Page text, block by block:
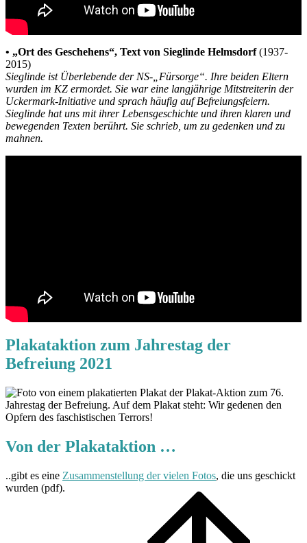
• „Ort des Geschehens“, Text von Sieglinde Helmsdorf(1937-
2015)
Sieglinde ist Überlebende der NS-„Fürsorge“. Ihre beiden Eltern
wurden im KZ ermordet. Sie war eine langjährige Mitstreiterin der
Uckermark-Initiative und sprach häufig auf Befreiungsfeiern.
Sieglinde hat uns mit ihrer Lebensgeschichte und ihren klaren und
bewegenden Texten berührt. Sie schrieb, um zu gedenken und zu
mahnen.
Plakataktion zum Jahrestag der
Befreiung 2021
Von der Plakataktion …
..gibt es eine Zusammenstellung der vielen Fotos, die uns geschickt
wurden (pdf).